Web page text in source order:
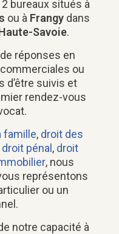
bureaux situés à
ou à Frangy dans
Savoie.
réponses en
ou
d’être suivis et
rendez-vous
famille, droit des
droit pénal , droit
, nous
représentons
ou un
notre capacité à